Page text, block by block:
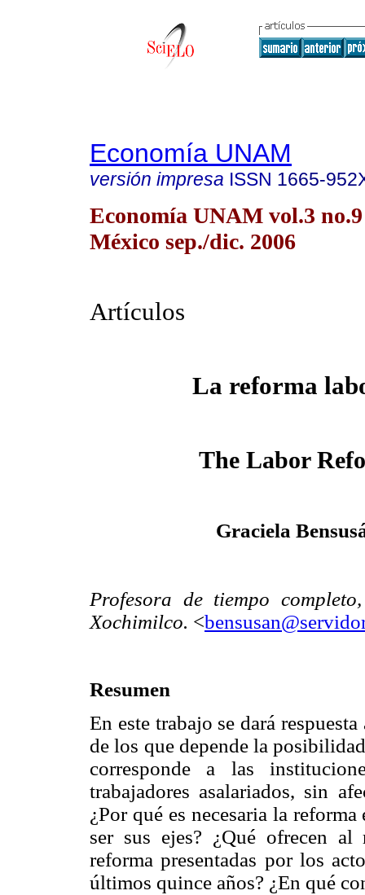
Economía UNAM
versión impresa ISSN 1665-
Economía UNAM vol.3
México sep./dic. 2006
Artículos
La reforma
The Labor
Graciela
Profesora de tiempo
Xochimilco. <
Resumen
En este trabajo se dará
de los que depende la
corresponde a las
trabajadores asalariados, sin
¿Por qué es necesaria la
ser sus ejes? ¿Qué ofrecen
reforma presentadas por los
últimos quince años? ¿En qué